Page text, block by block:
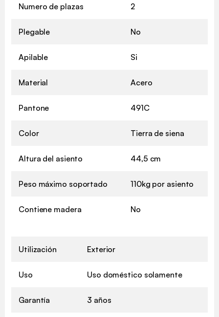
Numero de plazas 2
Plegable No
Apilable Si
Material Acero
Pantone 491C
Color Tierra de siena
Altura del asiento 44,5 cm
Peso máximo soportado 110kg por asiento
Contiene madera No
Utilización Exterior
Uso Uso doméstico solamente
Garantía 3 años